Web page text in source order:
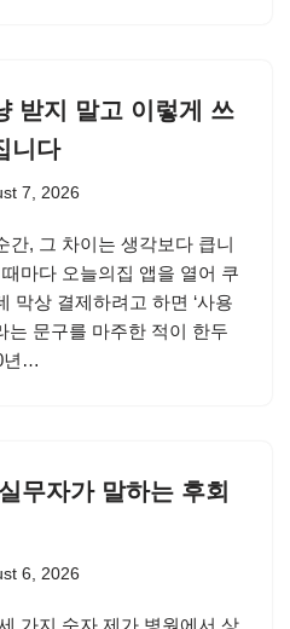
받지 말고 이렇게 쓰
니다
7, 2026
간, 그 차이는 생각보다 큽니
마다 오늘의집 앱을 열어 쿠
막상 결제하려고 하면 ‘사용
는 문구를 마주한 적이 한두
년…
무자가 말하는 후회
6, 2026
가지 숫자 제가 병원에서 상